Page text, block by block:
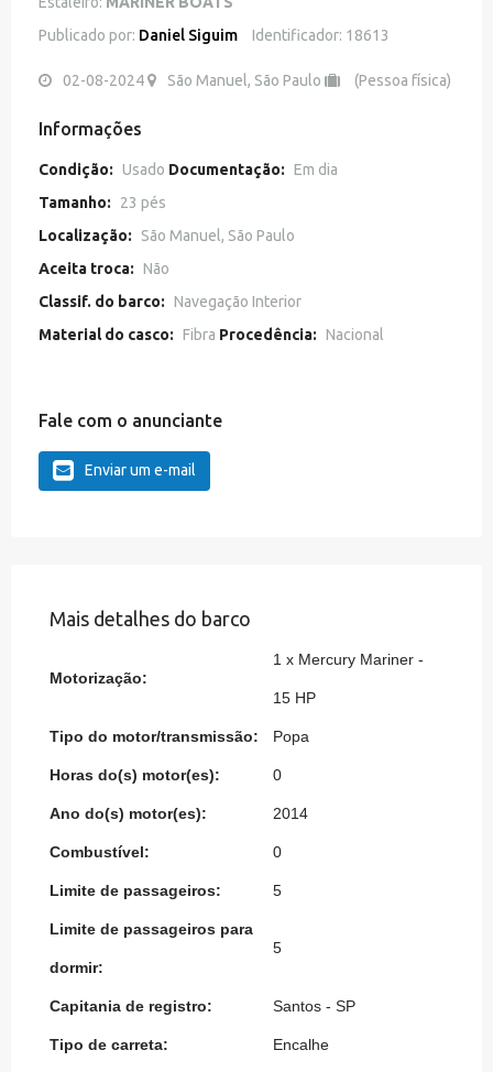
Publicado por: Daniel Siguim Identificador: 18613
02-08-2024 São Manuel, São Paulo (Pessoa física)
Informações
Condição: Usado Documentação: Em dia
Tamanho:
23 pés
Localização:
São Manuel, São Paulo
Aceita troca: Não
Classif. do barco: Navegação Interior
Material do casco: Fibra Procedência: Nacional
Fale com o anunciante
Enviar um e-mail
Mais detalhes do barco
Motorização:
1 x Mercury Mariner -
15 HP
Tipo do motor/transmissão: Popa
Horas do(s) motor(es): 0
Ano do(s) motor(es): 2014
Combustível: 0
Limite de passageiros: 5
Limite de passageiros para
dormir:
5
Capitania de registro: Santos - SP
Tipo de carreta: Encalhe